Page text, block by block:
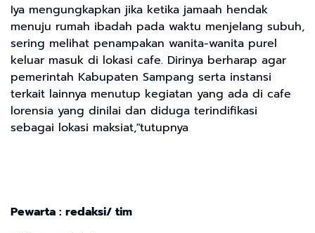
Iya mengungkapkan jika ketika jamaah hendak
menuju rumah ibadah pada waktu menjelang subuh,
sering melihat penampakan wanita-wanita purel
keluar masuk di lokasi cafe. Dirinya berharap agar
pemerintah Kabupaten Sampang serta instansi
terkait lainnya menutup kegiatan yang ada di cafe
lorensia yang dinilai dan diduga terindifikasi
sebagai lokasi maksiat,"tutupnya
Pewarta : redaksi/ tim